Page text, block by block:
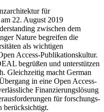
für
22. August 2019
zwischen dem
Nature begreifen die
als wichtigen
Access-Publikationskultur.
begrüßen und unterstützen
Gleichzeitig macht German
in eine Open Access-
Finanzierungslösung
für forschungs-
berücksichtigt.